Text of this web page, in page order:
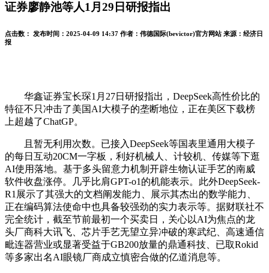
证券廖静池等人1月29日研报指出
点击数： 发布时间： 2025-04-09 14:37 作者： 伟德国际(bevictor)官方网站 来源： 经济日
报
华鑫证券宝长琛1月27日研报指出，DeepSeek高性价比的
特征不只冲击了美国AI大模子的垄断地位，正在美区下载榜
上超越了ChatGP。
且暂无利用次数。已接入DeepSeek等国表里通用大模子
的每日互动20CM一字板，利好机械人、计较机、传媒等下逛
AI使用落地。基于多头留意力机制开辟生物认证手艺的南威
软件收盘涨停。几乎比肩GPT-o1的机能表示。此外DeepSeek-
R1展示了其强大的文档阐发能力、展示其杰出的数学能力、
正在编码算法使命中也具备较强劲的实力表示等。据财联社不
完全统计，截至节前最初一个买卖日，关心以AI为焦点的龙
头厂商科大讯飞、芯片手艺无望立异冲破的寒武纪、高速通信
毗连器营业或显著受益于GB200放量的鼎通科技、已取Rokid
等多家出名AI眼镜厂商成立慎密合做的亿道消息等。